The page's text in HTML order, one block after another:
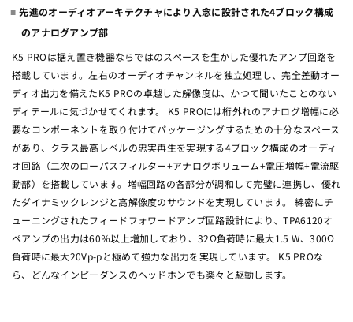
先進のオーディオアーキテクチャにより入念に設計された4ブロック構成
のアナログアンプ部
K5 PROは据え置き機器ならではのスペースを生かした優れたアンプ回路を
搭載しています。左右のオーディオチャンネルを独立処理し、完全差動オー
ディオ出力を備えたK5 PROの卓越した解像度は、かつて聞いたことのない
ディテールに気づかせてくれます。 K5 PROには桁外れのアナログ増幅に必
要なコンポーネントを取り付けてパッケージングするための十分なスペース
があり、クラス最高レベルの忠実再生を実現する4ブロック構成のオーディ
オ回路（二次のローパスフィルター+アナログボリューム+電圧増幅+電流駆
動部）を搭載しています。増幅回路の各部分が調和して完璧に連携し、優れ
たダイナミックレンジと高解像度のサウンドを実現しています。 綿密にチ
ューニングされたフィードフォワードアンプ回路設計により、TPA6120オ
ペアンプの出力は60％以上増加しており、32Ω負荷時に最大1.5 W、300Ω
負荷時に最大20Vp-pと極めて強力な出力を実現しています。 K5 PROな
ら、どんなインピーダンスのヘッドホンでも楽々と駆動します。